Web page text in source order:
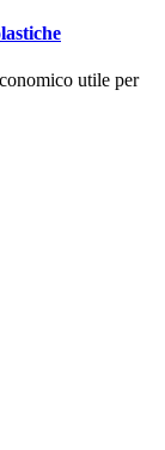
utile per